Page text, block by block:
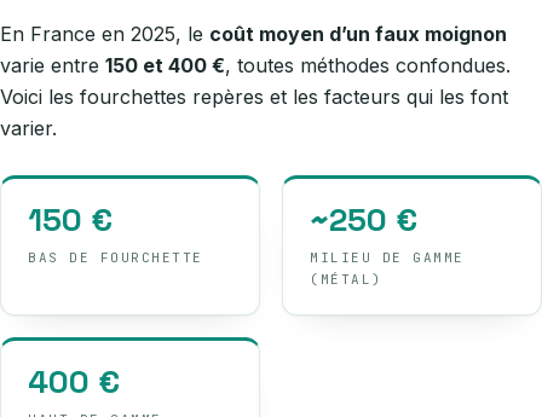
En France en 2025, le coût moyen d’un faux moignon
varie entre 150 et 400 €, toutes méthodes confondues.
Voici les fourchettes repères et les facteurs qui les font
varier.
150 €
BAS DE FOURCHETTE
~250 €
MILIEU DE GAMME
(MÉTAL)
400 €